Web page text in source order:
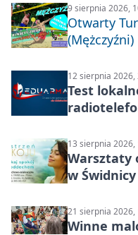
9 sierpnia 2026,
Otwarty
(Mężczyźni)
12 sierpnia 2026,
Test
13 sierpnia 2026,
Warsztaty
w Świdnicy
21 sierpnia 2026,
Winne